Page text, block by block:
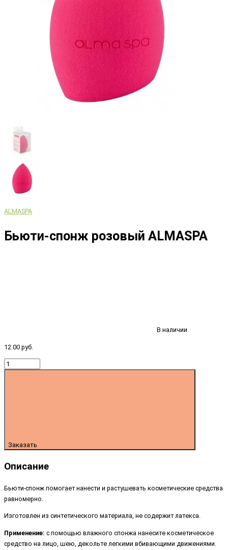
ALMASPA
Бьюти-спонж розовый ALMASPA
В наличии
12.00 руб.
Заказать
Описание
Бьюти-спонж помогает нанести и растушевать косметические средства
равномерно.
Изготовлен из синтетического материала, не содержит латекса.
Применение: с помощью влажного спонжа нанесите косметическое
средство на лицо, шею, декольте легкими вбивающими движениями.